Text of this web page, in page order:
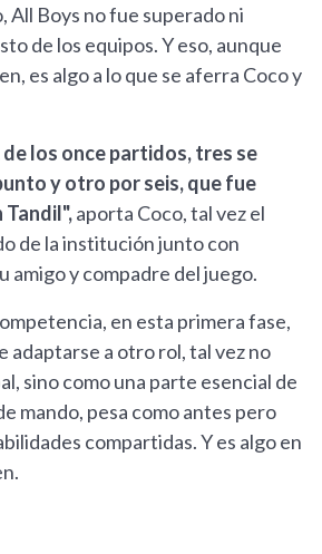
All Boys no fue superado ni
de los equipos. Y eso, aunque
es algo a lo que se aferra Coco y
de los once partidos, tres se
y otro por seis, que fue
Tandil",aporta Coco, tal vez el
de la institución junto con
amigo y compadre del juego.
en esta primera fase,
adaptarse a otro rol, tal vez no
sino como una parte esencial de
mando, pesa como antes pero
compartidas. Y es algo en